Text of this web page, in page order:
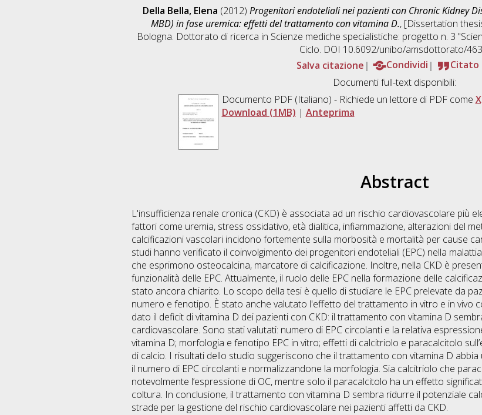
Della Bella, Elena (2012) Progenitori endoteliali nei pazienti con Chronic Kidney
MBD) in fase uremica: effetti del trattamento con vitamina D., [Dissertation
Bologna. Dottorato di ricerca in Scienze mediche specialistiche: progetto n. 3
Ciclo. DOI 10.6092/unibo/amsdottorato/
Salva citazione
Condividi
Citato
Documenti full-text disponibili:
Documento PDF(Italiano) - Richiede un lettore di PDF come
Download (1MB) | Anteprima
Abstract
L'insufficienza renale cronica (CKD) è associata ad un rischio cardiovascolare più
fattori come uremia, stress ossidativo, età dialitica, infiammazione, alterazioni del
calcificazioni vascolari incidono fortemente sulla morbosità e mortalità per cause
studi hanno verificato il coinvolgimento dei progenitori endoteliali (EPC) nella
che esprimono osteocalcina, marcatore di calcificazione. Inoltre, nella CKD è
funzionalità delle EPC. Attualmente, il ruolo delle EPC nella formazione delle
stato ancora chiarito. Lo scopo della tesi è quello di studiare le EPC prelevate da
numero e fenotipo. È stato anche valutato l'effetto del trattamento in vitro e in vivo
dato il deficit di vitamina D dei pazienti con CKD: il trattamento con vitamina D
cardiovascolare. Sono stati valutati: numero di EPC circolanti e la relativa
vitamina D; morfologia e fenotipo EPC in vitro; effetti di calcitriolo e paracalcitolo
di calcio. I risultati dello studio suggeriscono che il trattamento con vitamina D
il numero di EPC circolanti e normalizzandone la morfologia. Sia calcitriolo che
notevolmente l’espressione di OC, mentre solo il paracalcitolo ha un effetto
coltura. In conclusione, il trattamento con vitamina D sembra ridurre il potenziale
strade per la gestione del rischio cardiovascolare nei pazienti affetti da CKD.